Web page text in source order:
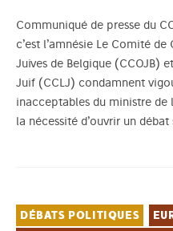
Communiqué de presse du
c’est l’amnésie Le Comité
Juives de Belgique (CCOJB)
Juif (CCLJ) condamnent
inacceptables du ministre de
la nécessité d’ouvrir un
DÉBATS POLITIQUES